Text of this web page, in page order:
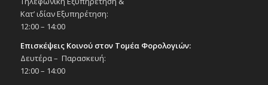
Κατ’ ιδίαν Εξυπηρέτηση:
12:00 – 14:00
Επισκέψεις Κοινού στον Τομέα Φορολογιών:
Δευτέρα – Παρασκευή:
12:00 – 14:00